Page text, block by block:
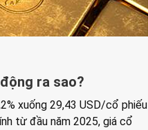
ra sao?
xuống 29,43 USD/cổ phiếu
từ đầu năm 2025, giá cổ